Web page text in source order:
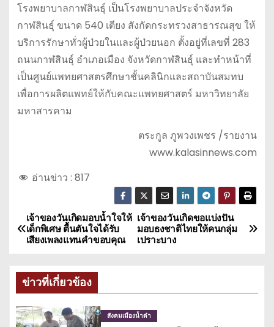
โรงพยาบาลกาฬสินธุ์ เป็นโรงพยาบาลประจำจังหวัด
กาฬสินธุ์ ขนาด 540 เตียง สังกัดกระทรวงสาธารณสุข ให้
บริการรักษาทั่วผู้ป่วยในและผู้ป่วยนอก ตั้งอยู่ที่เลขที่ 283
ถนนกาฬสินธุ์ อำเภอเมือง จังหวัดกาฬสินธุ์ และทำหน้าที่
เป็นศูนย์แพทยศาสตรศึกษาชั้นคลินิกและสถาบันสมทบ
เพื่อการผลิตแพทย์ให้กับคณะแพทยศาสตร์ มหาวิทยาลัย
มหาสารคาม
ตระกูล ภูพวงเพชร /รายงาน
www.kalasinnews.com
อ่านข่าว : 817
แ
น
ะ
แ
เจ้าของวันเกิดขอแบ่งปัน
มอบธงชาติไทยให้คนกลุ่ม
เปราะบาง
เจ้าของวันเกิดมอบน้ำใจให้
เด็กพิเศษ ตื้นตันใจได้รับ
เสียงเพลงแทนคำขอบคุณ
ข่าวที่เกี่ยวข้อง
สังคมเมืองน้ำดำ